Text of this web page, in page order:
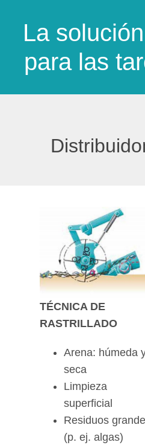
La
para las
TÉCNICA DE
RASTRILLADO
Arena: húmeda
seca
Limpieza
superficial
Residuos
(p. ej. algas)